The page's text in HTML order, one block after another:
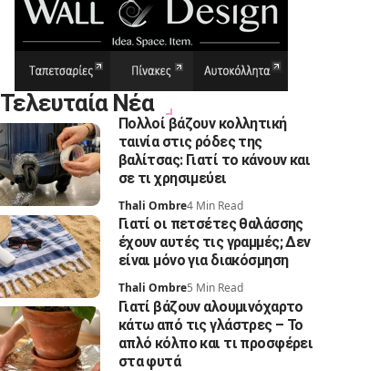
Τελευταία Νέα
Πολλοί βάζουν κολλητική
ταινία στις ρόδες της
βαλίτσας: Γιατί το κάνουν και
σε τι χρησιμεύει
Thali Ombre4 Min Read
Γιατί οι πετσέτες θαλάσσης
έχουν αυτές τις γραμμές; Δεν
είναι μόνο για διακόσμηση
Thali Ombre5 Min Read
Γιατί βάζουν αλουμινόχαρτο
κάτω από τις γλάστρες – Το
απλό κόλπο και τι προσφέρει
στα φυτά